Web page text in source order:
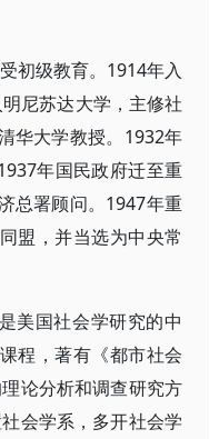
初级教育。1914年入
尼苏达大学，主修社
华大学教授。1932年
年国民政府迁至重
总署顾问。1947年重
盟，并当选为中央常
美国社会学研究的中
程，著有《都市社会
论分析和调查研究方
会学系，多开社会学